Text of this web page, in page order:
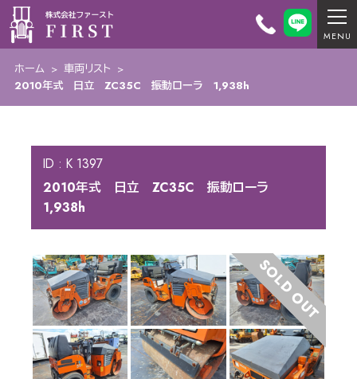
ホーム > 車両リスト >
2010年式 日立 ZC35C 振動ローラ 1,938h
ID : K 1397
2010年式 日立 ZC35C 振動ローラ
1,938h
SOLD OUT